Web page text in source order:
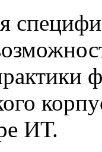
ИТ.